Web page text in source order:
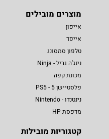
מוצרים מובילים
אייפון
אייפד
טלפון סמסונג
נינג'ה גריל - Ninja
מכונת קפה
פלסטיישן 5 - PS5
נינטנדו - Nintendo
מדפסת HP
קטגוריות מובילות